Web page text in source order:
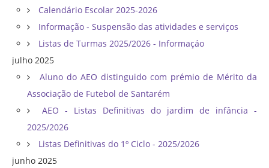
Calendário Escolar 2025-2026
Informação - Suspensão das atividades e serviços
Listas de Turmas 2025/2026 - Informaçáo
julho 2025
Aluno do AEO distinguido com prémio de Mérito da
Associação de Futebol de Santarém
AEO - Listas Definitivas do jardim de infância -
2025/2026
Listas Definitivas do 1º Ciclo - 2025/2026
junho 2025